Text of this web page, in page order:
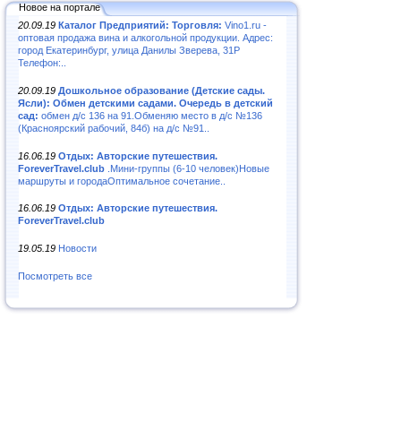
Новое на портале
20.09.19 Каталог Предприятий: Торговля: Vino1.ru -
оптовая продажа вина и алкогольной продукции. Адрес:
город Екатеринбург, улица Данилы Зверева, 31Р
Телефон:..
20.09.19 Дошкольное образование (Детские сады.
Ясли): Обмен детскими садами. Очередь в детский
сад: обмен д/с 136 на 91.Обменяю место в д/с №136
(Красноярский рабочий, 84б) на д/с №91..
16.06.19 Отдых: Авторские путешествия.
ForeverTravel.club .Мини-группы (6-10 человек)Новые
маршруты и городаОптимальное сочетание..
16.06.19 Отдых: Авторские путешествия.
ForeverTravel.club
19.05.19 Новости
Посмотреть все